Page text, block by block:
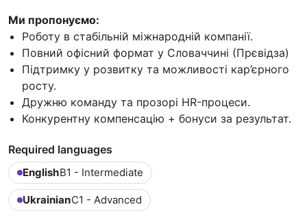
Ми пропонуємо:
Роботу в стабільній міжнародній компанії.
Повний офісний формат у Словаччині (Прєвідза)
Підтримку у розвитку та можливості кар’єрного
росту.
Дружню команду та прозорі HR-процеси.
Конкурентну компенсацію + бонуси за результат.
Required languages
EnglishB1 - Intermediate
UkrainianC1 - Advanced